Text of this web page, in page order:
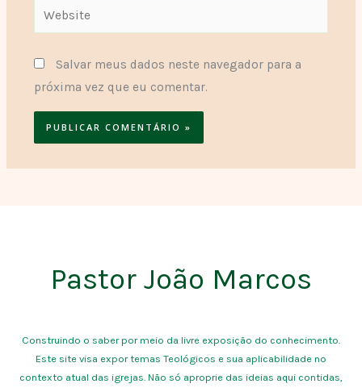
Website
Salvar meus dados neste navegador para a
próxima vez que eu comentar.
Pastor João Marcos
Construindo o saber por meio da livre exposição do conhecimento.
Este site visa expor temas Teológicos e sua aplicabilidade no
contexto atual das igrejas. Não só aproprie das ideias aqui contidas,